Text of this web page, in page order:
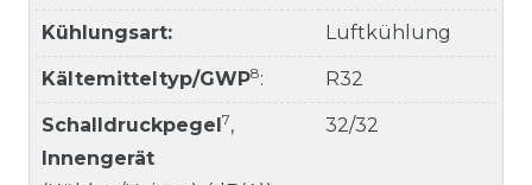
Kühlungsart: Luftkühlung
Kältemitteltyp/GWP8: R32
Schalldruckpegel 7,
Innengerät
32/32